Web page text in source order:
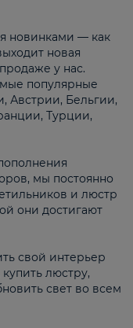
новинками — как
новая
у нас.
популярные
Австрии, Бельгии,
Турции,
мы постоянно
и люстр
они достигают
свой интерьер
люстру,
свет во всем